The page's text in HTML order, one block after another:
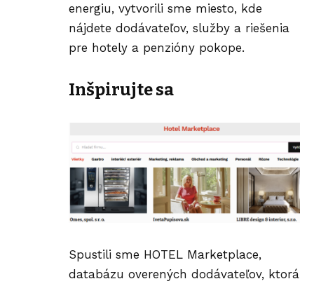
energiu, vytvorili sme miesto, kde
nájdete dodávateľov, služby a riešenia
pre hotely a penzióny pokope.
Inšpirujte sa
Spustili sme HOTEL Marketplace,
databázu overených dodávateľov, ktorá